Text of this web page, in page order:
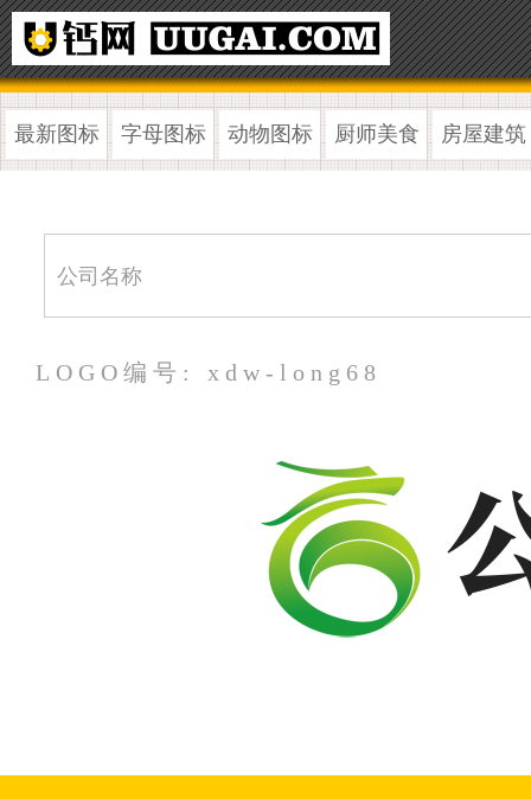
最新图标 字母图标 动物图标 厨师美食 房屋建筑
LOGO编号: xdw-long68